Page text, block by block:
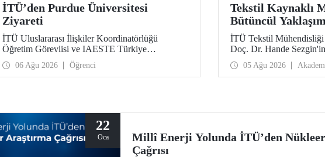
İTÜ’den Purdue Üniversitesi
Ziyareti
İTÜ Uluslararası İlişkiler Koordinatörlüğü
Öğretim Görevlisi ve IAESTE Türkiye
Sorumlusu Cahit Okan, akademik ilişkileri ve iş
birliğini geliştirmek amacıyla 20-27 Temmuz
tarihlerinde ABD’de dünyanın önde gelen
06 Ağu 2026 Öğrenci
Tekstil Kaynaklı
Bütüncül
Analiz ve
Geliştirecek
Desteği
İTÜ Tekstil
Doç. Dr. Hande
üstlendiği “Sürdürülebilir
Esaslı Tekstil
Bağlı Mikrolif Salımı:
proje, TÜBİTAK 2515
desteklenmeye hak
05 Ağu 2026
22
Oca
Millî Enerji Yolunda İTÜ’den
Çağrısı